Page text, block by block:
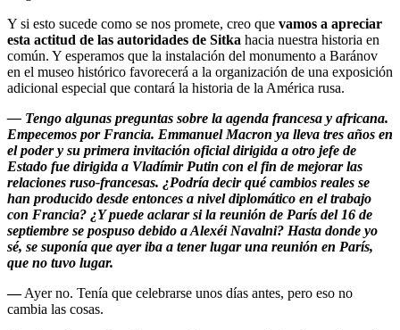
Y si esto sucede como se nos promete, creo que vamos a apreciar
esta actitud de las autoridades de Sitka hacia nuestra historia en
común. Y esperamos que la instalación del monumento a Baránov
en el museo histórico favorecerá a la organización de una exposición
adicional especial que contará la historia de la América rusa.
— Tengo algunas preguntas sobre la agenda francesa y africana.
Empecemos por Francia. Emmanuel Macron ya lleva tres años en
el poder y su primera invitación oficial dirigida a otro jefe de
Estado fue dirigida a Vladímir Putin con el fin de mejorar las
relaciones ruso-francesas. ¿Podría decir qué cambios reales se
han producido desde entonces a nivel diplomático en el trabajo
con Francia? ¿Y puede aclarar si la reunión de París del 16 de
septiembre se pospuso debido a Alexéi Navalni? Hasta donde yo
sé, se suponía que ayer iba a tener lugar una reunión en París,
que no tuvo lugar.
—Ayer no. Tenía que celebrarse unos días antes, pero eso no
cambia las cosas.